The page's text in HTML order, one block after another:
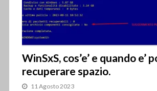
WinSxS, cos’e’ e quando e’
recuperare spazio.
11 Agosto 2023